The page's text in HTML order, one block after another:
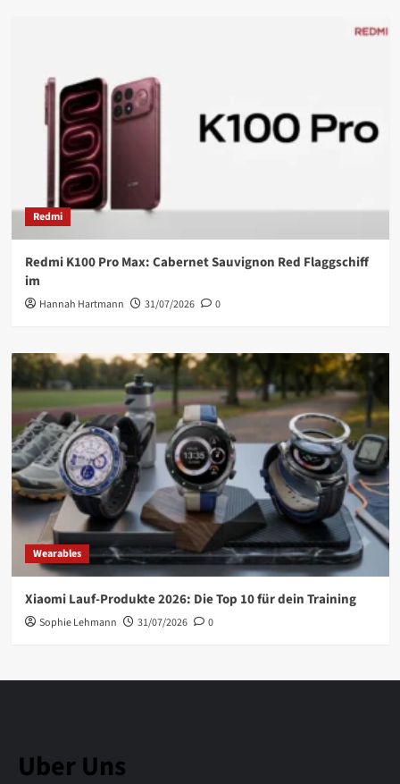
Redmi
Redmi K100 Pro Max: Cabernet Sauvignon Red Flaggschiff
im
Hannah Hartmann 31/07/2026 0
Wearables
Xiaomi Lauf-Produkte 2026: Die Top 10 für dein Training
Sophie Lehmann 31/07/2026 0
Uber Uns